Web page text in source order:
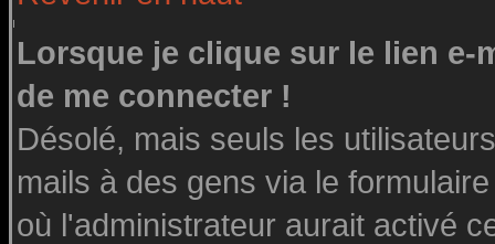
Lorsque je clique sur le lien e-
de me connecter !
Désolé, mais seuls les
mails à des gens via le
où l'administrateur aurait activé